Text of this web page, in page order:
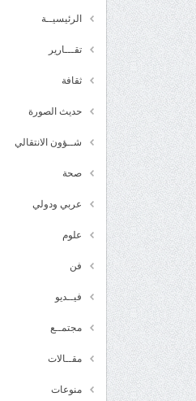
الرئيسيــة
تقـــارير
ثقافة
حديث الصورة
شــؤون الانتقالي
صحة
عربي ودولي
علوم
فن
فيــديو
مجتمــع
مقــالات
منوعات